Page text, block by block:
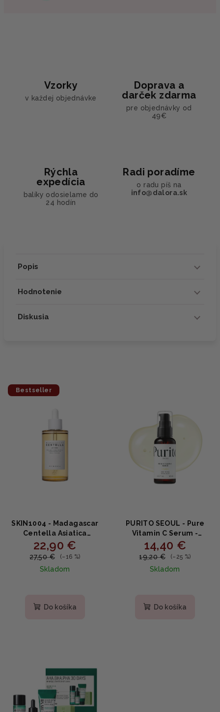
Vzorky
v každej objednávke
Doprava a
darček zdarma
pre objednávky od
49€
Rýchla
expedícia
balíky odosielame do
24 hodín
Radi poradíme
o radu píš na
info@dalora.sk
Popis
Hodnotenie
Diskusia
Bestseller
SKIN1004 - Madagascar
Centella Asiatica
Ampoule - sérum pre
zdravšiu pokožku 100ml
22,90 €
27,50 € (–16 %)
Skladom
produktu
Do košíka
PURITO SEOUL - Pure
Vitamin C Serum -
intenzívne protivráskové
a hydratačné sérum s
vitamínom C 60ml
14,40 €
19,20 € (–25 %)
Skladom
produktu
Do košíka